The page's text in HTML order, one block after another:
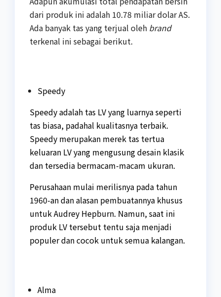
dari produk ini adalah 10.78 miliar dolar AS.
Ada banyak tas yang terjual oleh brand
terkenal ini sebagai berikut.
Speedy
Speedy adalah tas LV yang luarnya seperti
tas biasa, padahal kualitasnya terbaik.
Speedy merupakan merek tas tertua
keluaran LV yang mengusung desain klasik
dan tersedia bermacam-macam ukuran.
Perusahaan mulai merilisnya pada tahun
1960-an dan alasan pembuatannya khusus
untuk Audrey Hepburn. Namun, saat ini
produk LV tersebut tentu saja menjadi
populer dan cocok untuk semua kalangan.
Alma